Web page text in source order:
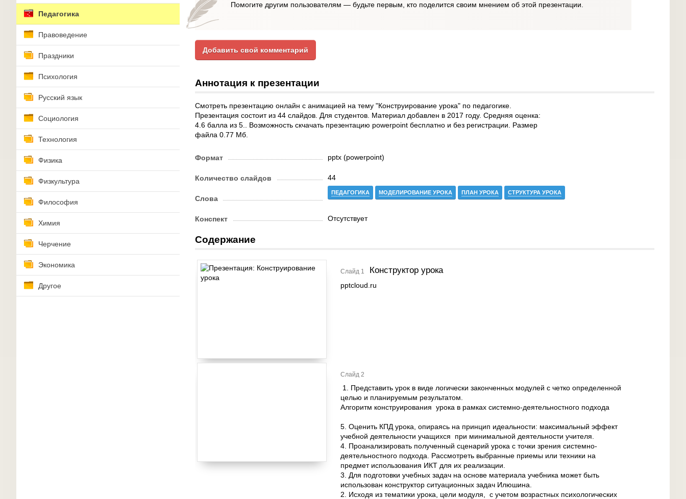
Педагогика
Правоведение
Праздники
Психология
Русский язык
Социология
Технология
Физика
Физкультура
Философия
Химия
Черчение
Экономика
Другое
Помогите другим пользователям — будьте первым, кто поделится своим мнением об этой презентации.
Добавить свой комментарий
Аннотация к презентации
Смотреть презентацию онлайн с анимацией на тему "Конструирование урока" по педагогике.
Презентация состоит из 44 слайдов. Для студентов. Материал добавлен в 2017 году. Средняя оценка:
4.6 балла из 5.. Возможность скчачать презентацию powerpoint бесплатно и без регистрации. Размер
файла 0.77 Мб.
Формат pptx (powerpoint)
Количество слайдов 44
Слова
ПЕДАГОГИКА МОДЕЛИРОВАНИЕ УРОКА ПЛАН УРОКА СТРУКТУРА УРОКА
Конспект Отсутствует
Содержание
Слайд 1 Конструктор урока
pptcloud.ru
Слайд 2
1. Представить урок в виде логически законченных модулей с четко определенной
целью и планируемым результатом.
Алгоритм конструирования урока в рамках системно-деятельностного подхода
5. Оценить КПД урока, опираясь на принцип идеальности: максимальный эффект
учебной деятельности учащихся при минимальной деятельности учителя.
4. Проанализировать полученный сценарий урока с точки зрения системно-
деятельностного подхода. Рассмотреть выбранные приемы или техники на
предмет использования ИКТ для их реализации.
3. Для подготовки учебных задач на основе материала учебника может быть
использован конструктор ситуационных задач Илюшина.
2. Исходя из тематики урока, цели модуля, с учетом возрастных психологических